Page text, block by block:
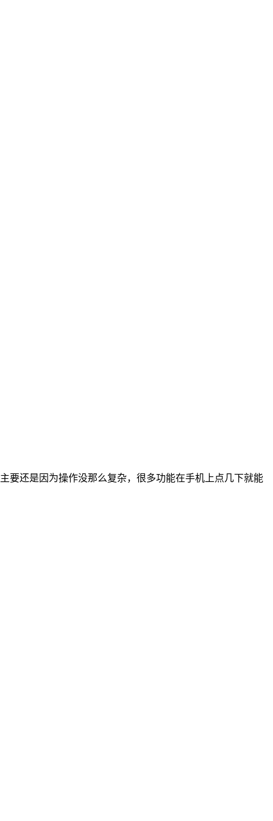
要还是因为操作没那么复杂，很多功能在手机上点几下就能